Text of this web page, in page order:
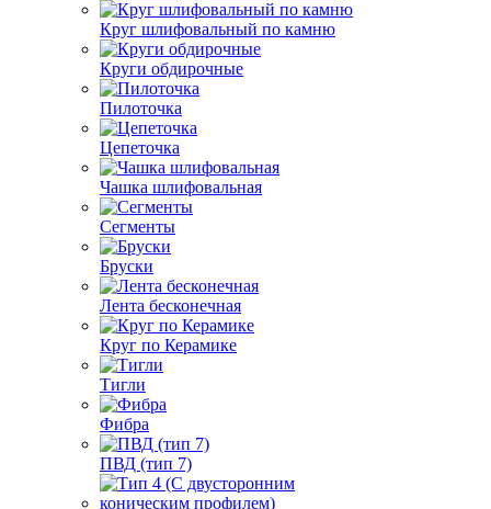
Круг шлифовальный по камню
Круги обдирочные
Пилоточка
Цепеточка
Чашка шлифовальная
Сегменты
Бруски
Лента бесконечная
Круг по Керамике
Тигли
Фибра
ПВД (тип 7)